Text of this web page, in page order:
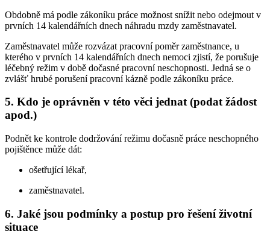
Obdobně má podle zákoníku práce možnost snížit nebo odejmout v
prvních 14 kalendářních dnech náhradu mzdy zaměstnavatel.
Zaměstnavatel může rozvázat pracovní poměr zaměstnance, u
kterého v prvních 14 kalendářních dnech nemoci zjistí, že porušuje
léčebný režim v době dočasné pracovní neschopnosti. Jedná se o
zvlášť hrubé porušení pracovní kázně podle zákoníku práce.
5. Kdo je oprávněn v této věci jednat (podat žádost
apod.)
Podnět ke kontrole dodržování režimu dočasně práce neschopného
pojištěnce může dát:
ošetřující lékař,
zaměstnavatel.
6. Jaké jsou podmínky a postup pro řešení životní
situace